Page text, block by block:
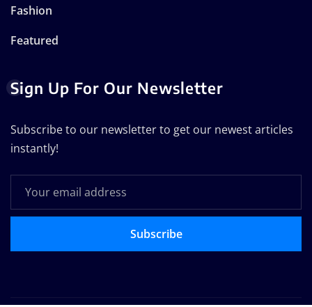
Fashion
Featured
Sign Up For Our Newsletter
Subscribe to our newsletter to get our newest articles
instantly!
Subscribe